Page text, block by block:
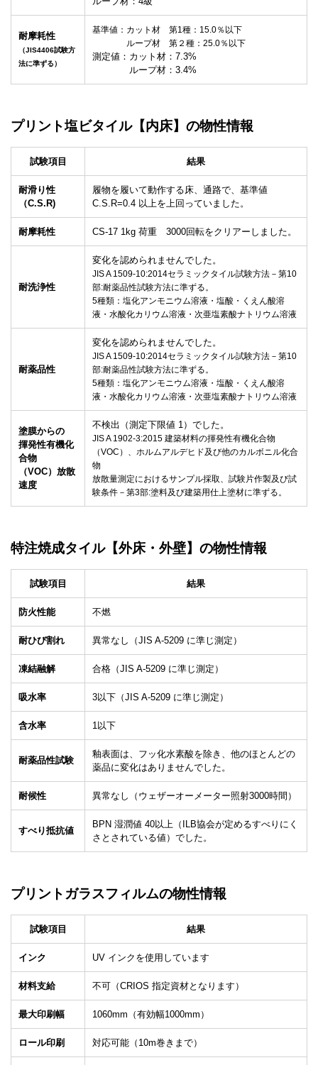
耐摩耗性
（JIS4406試験方
法に準ずる）
基準値：カット材 第1種：15.0％以下
ループ材 第２種：25.0％以下
測定値：カット材：7.3%
ループ材：3.4%
プリント塩ビタイル【内床】 の物性情報
試験項目 結果
耐滑り性
（C.S.R)
履物を履いて動作する床、通路で、基準値
C.S.R=0.4 以上を上回っていました。
耐摩耗性 CS-17 1kg 荷重 3000回転をクリアーしました。
耐洗浄性
変化を認められませんでした。
JIS A 1509-10:2014セラミックタイル試験方法－第10
部:耐薬品性試験方法に準ずる。
5種類：塩化アンモニウム溶液・塩酸・くえん酸溶
液・水酸化カリウム溶液・次亜塩素酸ナトリウム溶液
耐薬品性
変化を認められませんでした。
JIS A 1509-10:2014セラミックタイル試験方法－第10
部:耐薬品性試験方法に準ずる。
5種類：塩化アンモニウム溶液・塩酸・くえん酸溶
液・水酸化カリウム溶液・次亜塩素酸ナトリウム溶液
塗膜からの
揮発性有機化
合物
（VOC）放散
速度
不検出（測定下限値 1）でした。
JIS A 1902-3:2015 建築材料の揮発性有機化合物
（VOC）、ホルムアルデヒド及び他のカルボニル化合
物
放散量測定におけるサンプル採取、試験片作製及び試
験条件－第3部:塗料及び建築用仕上塗材に準ずる。
特注焼成タイル【外床・外壁】 の物性情報
試験項目 結果
防火性能 不燃
耐ひび割れ 異常なし（JIS A-5209 に準じ測定）
凍結融解 合格（JIS A-5209 に準じ測定）
吸水率 3以下（JIS A-5209 に準じ測定）
含水率 1以下
耐薬品性試験
釉表面は、フッ化水素酸を除き、他のほとんどの
薬品に変化はありませんでした。
耐候性 異常なし（ウェザーオーメーター照射3000時間）
すべり抵抗値
BPN 湿潤値 40以上（ILB協会が定めるすべりにく
さとされている値）でした。
プリント ガラスフィルムの物性情報
試験項目 結果
インク UV インクを使用しています
材料支給 不可（CRIOS 指定資材となります）
最大印刷幅 1060mm（有効幅1000mm）
ロール印刷 対応可能（10m巻きまで）